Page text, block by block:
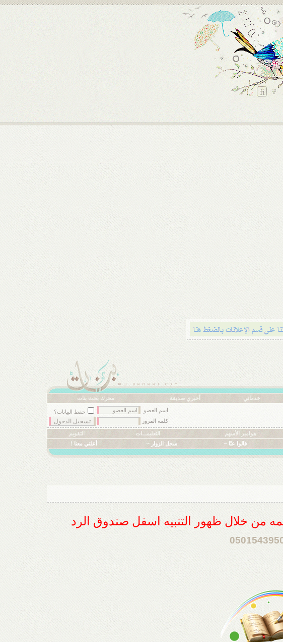
خدماتي أخبري صديقة محرك بحث بنات
اسم العضو
حفظ البيانات؟
كلمة المرور
هوامير الأسهم التعليمـــات
التقويم
قالوا عنّا ~ سجل الزوار ~ أعلني معنا !
من خلال ظهور التنبيه اسفل صندوق الرد